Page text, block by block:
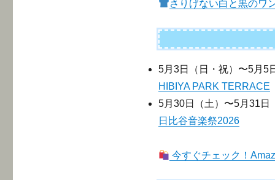
さりげない白と黒のワ
5月3日（日・祝）〜5月5
HIBIYA PARK TERRACE
5月30日（土）〜5月31日
日比谷音楽祭2026
今すぐチェック！